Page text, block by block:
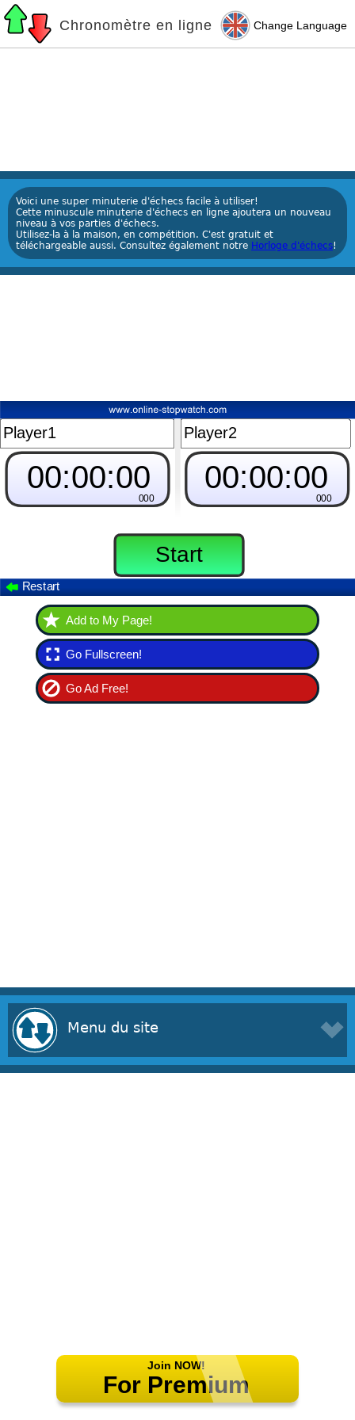
Chronomètre en ligne Change Language
Voici une super minuterie d'échecs facile à utiliser!
Cette minuscule minuterie d'échecs en ligne ajoutera un nouveau
niveau à vos parties d'échecs.
Utilisez-la à la maison, en compétition. C'est gratuit et
téléchargeable aussi. Consultez également notre Horloge d'échecs!
Add to My Page!
Go Fullscreen!
Go Ad Free!
Menu du site
Join NOW!
For Premium
Features!